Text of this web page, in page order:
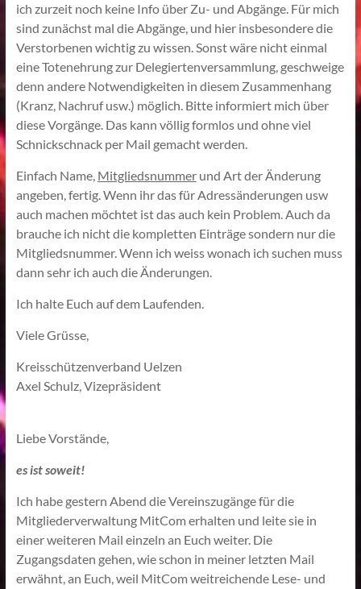
ich zurzeit noch keine Info über Zu- und Abgänge. Für mich
sind zunächst mal die Abgänge, und hier insbesondere die
Verstorbenen wichtig zu wissen. Sonst wäre nicht einmal
eine Totenehrung zur Delegiertenversammlung, geschweige
denn andere Notwendigkeiten in diesem Zusammenhang
(Kranz, Nachruf usw.) möglich. Bitte informiert mich über
diese Vorgänge. Das kann völlig formlos und ohne viel
Schnickschnack per Mail gemacht werden.
Einfach Name, Mitgliedsnummerund Art der Änderung
angeben, fertig. Wenn ihr das für Adressänderungen usw
auch machen möchtet ist das auch kein Problem. Auch da
brauche ich nicht die kompletten Einträge sondern nur die
Mitgliedsnummer. Wenn ich weiss wonach ich suchen muss
dann sehr ich auch die Änderungen.
Ich halte Euch auf dem Laufenden.
Viele Grüsse,
Kreisschützenverband Uelzen
Axel Schulz, Vizepräsident
Liebe Vorstände,
es ist soweit!
Ich habe gestern Abend die Vereinszugänge für die
Mitgliederverwaltung MitCom erhalten und leite sie in
einer weiteren Mail einzeln an Euch weiter. Die
Zugangsdaten gehen, wie schon in meiner letzten Mail
erwähnt, an Euch, weil MitCom weitreichende Lese- und